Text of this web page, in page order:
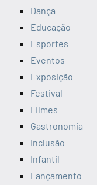
Dança
Educação
Esportes
Eventos
Exposição
Festival
Filmes
Gastronomia
Inclusão
Infantil
Lançamento